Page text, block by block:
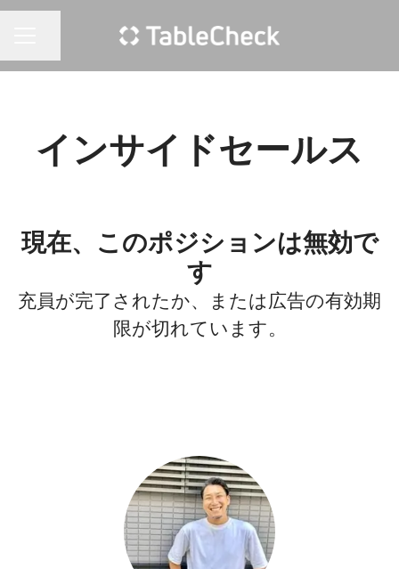
キャリア メニュー
ページを共有
インサイドセールス
現在、このポジションは無効で
す
充員が完了されたか、または広告の有効期
限が切れています。